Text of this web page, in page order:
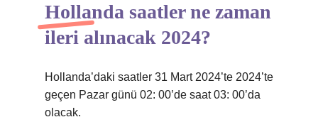
Hollanda saatler ne zaman
ileri alınacak 2024?
Hollanda’daki saatler 31 Mart 2024’te 2024’te
geçen Pazar günü 02: 00’de saat 03: 00’da
olacak.